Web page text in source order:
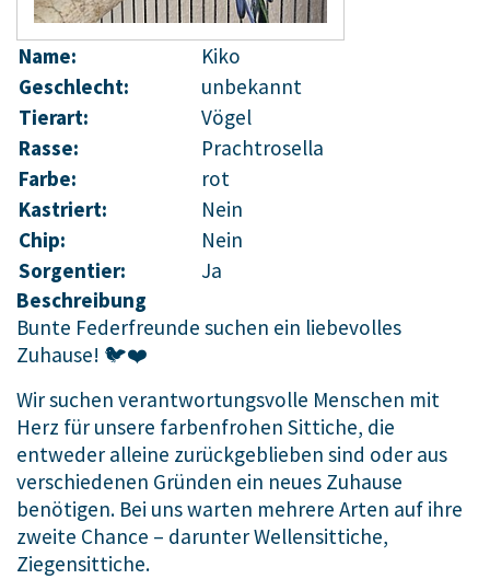
Name:
Kiko
Geschlecht:
unbekannt
Tierart:
Vögel
Rasse:
Prachtrosella
Farbe:
rot
Kastriert:
Nein
Chip:
Nein
Sorgentier:
Ja
Beschreibung
Bunte Federfreunde suchen ein liebevolles
Zuhause! 🐦❤️
Wir suchen verantwortungsvolle Menschen mit
Herz für unsere farbenfrohen Sittiche, die
entweder alleine zurückgeblieben sind oder aus
verschiedenen Gründen ein neues Zuhause
benötigen. Bei uns warten mehrere Arten auf ihre
zweite Chance – darunter Wellensittiche,
Ziegensittiche.